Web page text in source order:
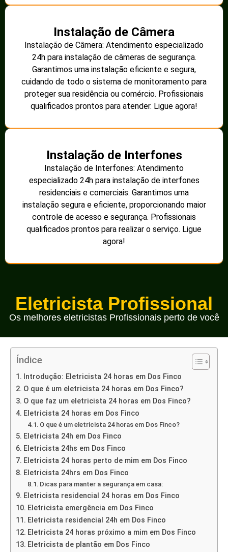
Instalação de Câmera
Instalação de Câmera: Atendimento especializado
24h para instalação de câmeras de segurança.
Garantimos uma instalação eficiente e segura,
cuidando de todo o sistema de monitoramento para
proteger sua residência ou comércio. Profissionais
qualificados prontos para atender. Ligue agora!
Instalação de Interfones
Instalação de Interfones: Atendimento
especializado 24h para instalação de interfones
residenciais e comerciais. Garantimos uma
instalação segura e eficiente, proporcionando maior
controle de acesso e segurança. Profissionais
qualificados prontos para realizar o serviço. Ligue
agora!
Eletricista Profissional
Os melhores eletricistas Profissionais perto de você
Índice
Introdução: Eletricista 24 horas em Dos Finco
O que é um eletricista 24 horas em Dos Finco?
O que faz um eletricista 24 horas em Dos Finco?
Eletricista 24 horas em Dos Finco
O que é um eletricista 24 horas em Dos Finco?
Eletricista 24h em Dos Finco
Eletricista 24hs em Dos Finco
Eletricista 24 horas perto de mim em Dos Finco
Eletricista 24hrs em Dos Finco
Dicas para manter a segurança em casa:
Eletricista residencial 24 horas em Dos Finco
Eletricista emergência em Dos Finco
Eletricista residencial 24h em Dos Finco
Eletricista 24 horas próximo a mim em Dos Finco
Eletricista de plantão em Dos Finco